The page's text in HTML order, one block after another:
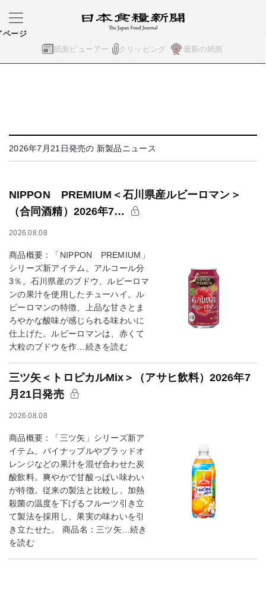
紙面ビューアー クリッピング 最新の紙面
ページ
2026年7月21日発売の 新製品ニュース
NIPPON PREMIUM＜石川県産ルビーロマン＞
（合同酒精）2026年7…
2026.08.08
商品概要：「NIPPON PREMIUM」
シリーズ新アイテム。アルコール分
3％。石川県産のブドウ、ルビーロマ
ンの果汁を使用したチューハイ。ル
ビーロマンの特徴、上品な甘さとま
ろやかな酸味が感じられる味わいに
仕上げた。ルビーロマンは、赤くて
大粒のブドウを作…続きを読む
三ツ矢＜トロピカルMix＞（アサヒ飲料）2026年7
月21日発売
2026.08.08
商品概要：「三ツ矢」シリーズ新ア
イテム。パイナップルやブラッドオ
レンジなどの果汁を混ぜ合わせた炭
酸飲料。爽やかで甘酸っぱい味わい
が特徴。従来の製法と比較し、加熱
殺菌の温度を下げるフルーツ引き立
て製法を採用し、果実の味わいを引
き立たせた。 商品名：三ツ矢…続き
を読む